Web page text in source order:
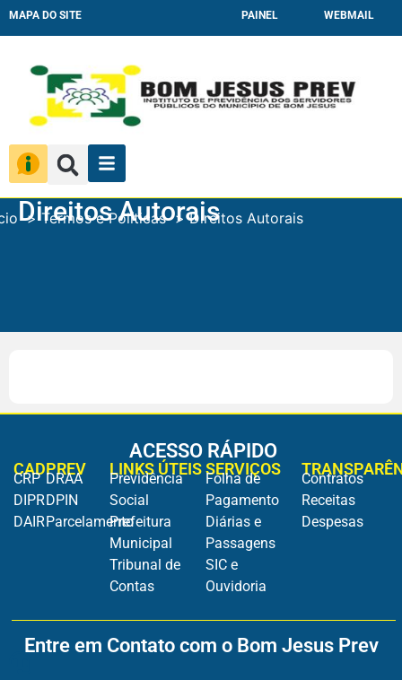
MAPA DO SITE PAINEL WEBMAIL
Direitos Autorais
Termos e Políticas Direitos Autorais
ACESSO RÁPIDO
CADPREV
CRP
DIPR
DAIR
DRAA
DPIN
Parcelamento
LINKS ÚTEIS
Previdência
Social
Prefeitura
Municipal
Tribunal de
Contas
SERVIÇOS
Folha de
Pagamento
Diárias e
Passagens
SIC e
Ouvidoria
Contratos
Receitas
Despesas
Entre em Contato com o Bom Jesus Prev